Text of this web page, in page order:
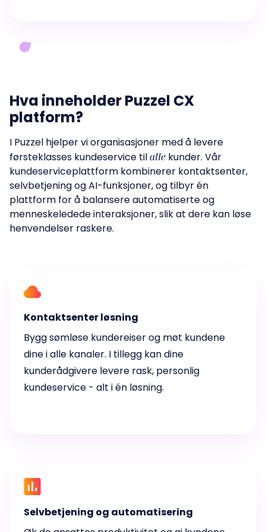
Hva inneholder Puzzel CX
platform?
I Puzzel hjelper vi organisasjoner med å levere
førsteklasses kundeservice tilalle kunder. Vår
kundeserviceplattform kombinerer kontaktsenter,
selvbetjening og AI-funksjoner, og tilbyr én
plattform for å balansere automatiserte og
menneskeledede interaksjoner, slik at dere kan løse
henvendelser raskere.
Kontaktsenter løsning
Bygg sømløse kundereiser og møt kundene
dine i alle kanaler. I tillegg kan dine
kunderådgivere levere rask, personlig
kundeservice - alt i én løsning.
Selvbetjening og automatisering